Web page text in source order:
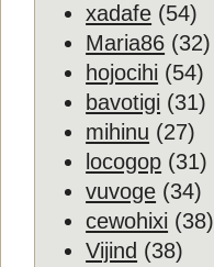
xadafe (54)
Maria86 (32)
hojocihi (54)
bavotigi (31)
mihinu (27)
locogop (31)
vuvoge (34)
cewohixi (38)
Vijind (38)